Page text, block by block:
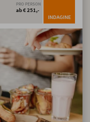
PRO PERSON
ab € 251,-
INDAGINE